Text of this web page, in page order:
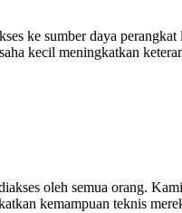
ke sumber daya
kecil meningkatkan
oleh semua orang.
kemampuan teknis